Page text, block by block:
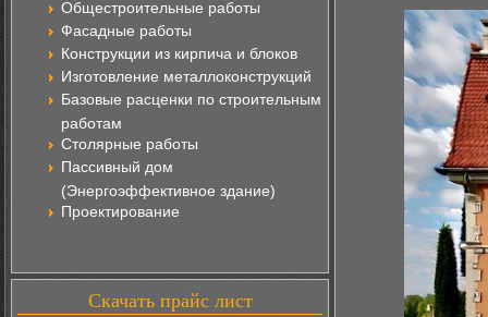
Общестроительные работы
Фасадные работы
Конструкции из кирпича и блоков
Изготовление металлоконструкций
Базовые расценки по строительным
работам
Столярные работы
Пассивный дом
(Энергоэффективное здание)
Проектирование
Скачать прайс лист